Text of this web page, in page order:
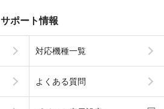
サポート情報
対応機種一覧
よくある質問